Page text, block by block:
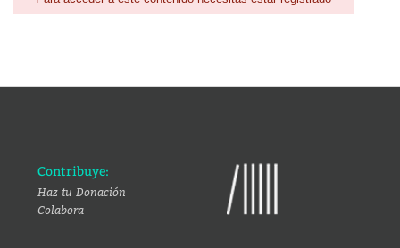
Contribuye:
Haz tu Donación
Colabora